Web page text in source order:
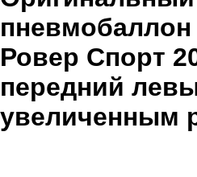
Ровер Спорт
передний
увеличенным